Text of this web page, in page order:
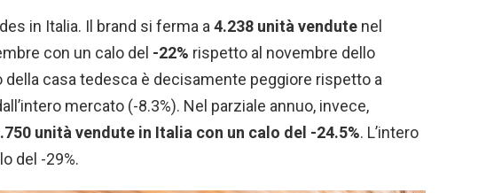
in Italia. Il brand si ferma a4.238 unità vendute nel
con un calo del -22% rispetto al novembre dello
della casa tedesca è decisamente peggiore rispetto a
mercato (-8.3%). Nel parziale annuo, invece,
unità vendute in Italia con un calo del -24.5%. L’intero
del -29%.